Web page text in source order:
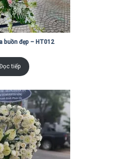
buồn đẹp – HT012
tiếp